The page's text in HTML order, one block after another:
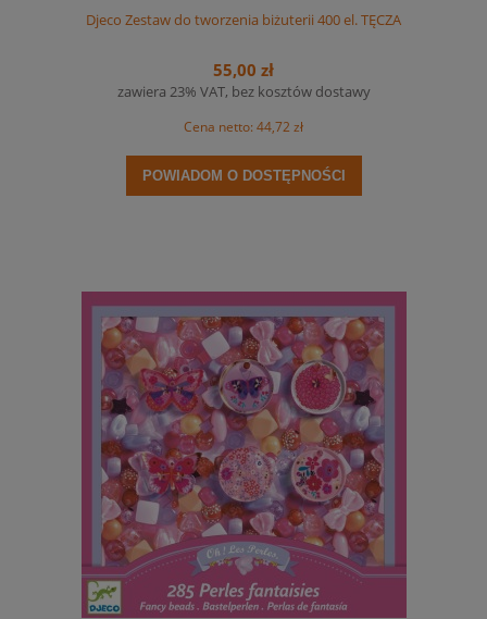
Djeco Zestaw do tworzenia biżuterii 400 el. TĘCZA
55,00 zł
zawiera 23% VAT, bez kosztów dostawy
Cena netto: 44,72 zł
POWIADOM O DOSTĘPNOŚCI